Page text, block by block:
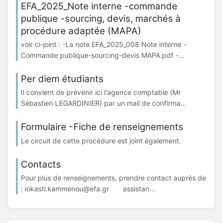
EFA_2025_Note interne -commande
publique -sourcing, devis, marchés à
procédure adaptée (MAPA)
voir ci-joint : -La note EFA_2025_008 Note interne -
Commande publique-sourcing-devis MAPA.pdf -...
Per diem étudiants
Il convient de prévenir ici l'agence comptable (Mr
Sébastien LEGARDINIER) par un mail de confirma...
Formulaire -Fiche de renseignements
Le circuit de cette procédure est joint également.
Contacts
Pour plus de renseignements, prendre contact auprès de
: iokasti.kammenou@efa.gr assistan...